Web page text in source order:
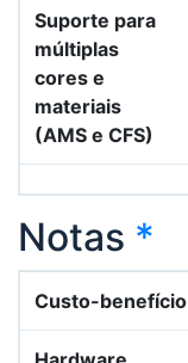
Suporte para
múltiplas
cores e
materiais
(AMS e CFS)
Notas *
Custo-benefício